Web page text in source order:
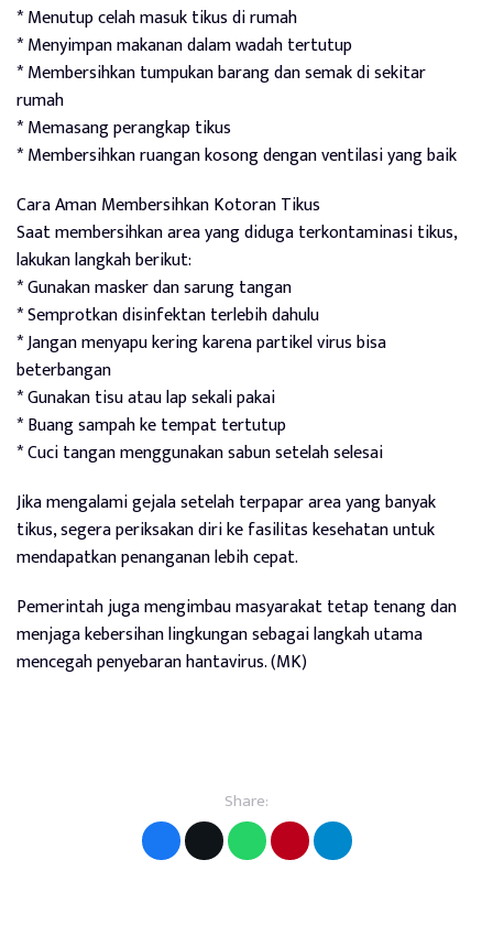
* Menutup celah masuk tikus di rumah
* Menyimpan makanan dalam wadah tertutup
* Membersihkan tumpukan barang dan semak di sekitar
rumah
* Memasang perangkap tikus
* Membersihkan ruangan kosong dengan ventilasi yang baik
Cara Aman Membersihkan Kotoran Tikus
Saat membersihkan area yang diduga terkontaminasi tikus,
lakukan langkah berikut:
* Gunakan masker dan sarung tangan
* Semprotkan disinfektan terlebih dahulu
* Jangan menyapu kering karena partikel virus bisa
beterbangan
* Gunakan tisu atau lap sekali pakai
* Buang sampah ke tempat tertutup
* Cuci tangan menggunakan sabun setelah selesai
Jika mengalami gejala setelah terpapar area yang banyak
tikus, segera periksakan diri ke fasilitas kesehatan untuk
mendapatkan penanganan lebih cepat.
Pemerintah juga mengimbau masyarakat tetap tenang dan
menjaga kebersihan lingkungan sebagai langkah utama
mencegah penyebaran hantavirus. (MK)
Share: